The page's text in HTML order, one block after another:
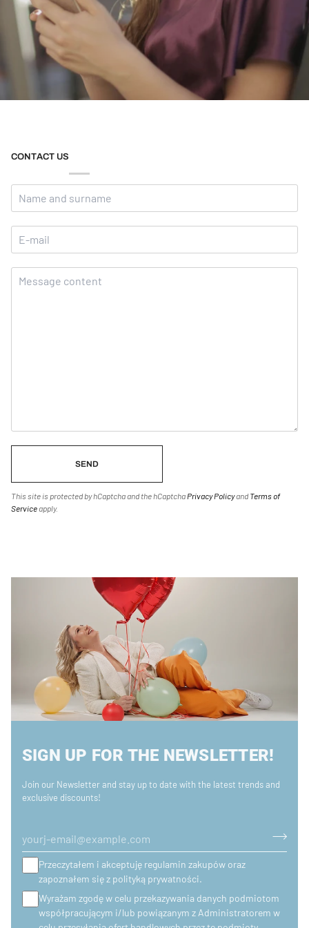
CONTACT US
SEND
This site is protected by hCaptcha and the hCaptcha Privacy Policyand Terms of
Serviceapply.
SIGN UP FOR THE NEWSLETTER!
Join our Newsletter and stay up to date with the latest trends and
exclusive discounts!
Przeczytałem i akceptuję regulamin zakupów oraz
zapoznałem się z polityką prywatności.
Wyrażam zgodę w celu przekazywania danych podmiotom
współpracującym i/lub powiązanym z Administratorem w